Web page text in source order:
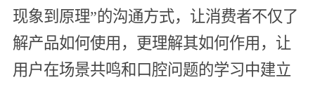
现象到原理”的沟通方式，让消费者不仅了
解产品如何使用，更理解其如何作用，让
用户在场景共鸣和口腔问题的学习中建立